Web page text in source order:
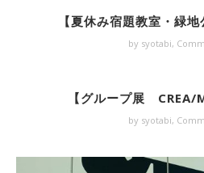
【夏休み宿題教室・緑地
by syotabi,
【グループ展 CREA/
by syotabi,